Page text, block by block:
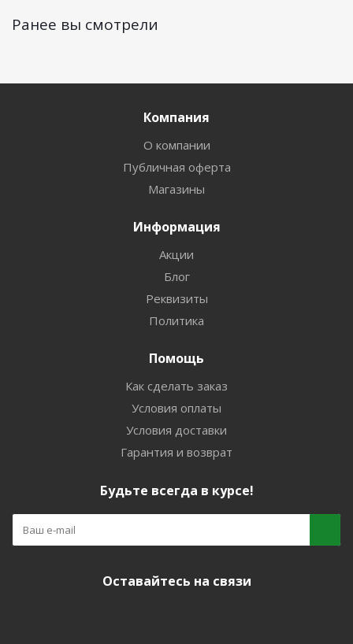
Ранее вы смотрели
Компания
О компании
Публичная оферта
Магазины
Информация
Акции
Блог
Реквизиты
Политика
Помощь
Как сделать заказ
Условия оплаты
Условия доставки
Гарантия и возврат
Будьте всегда в курсе!
Оставайтесь на связи